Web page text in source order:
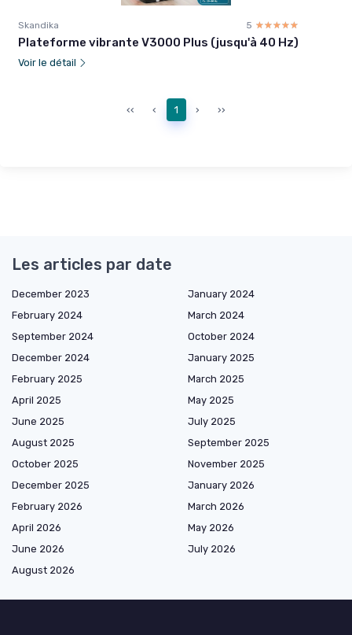
Skandika 5 ☆☆☆☆☆
★★★★★
Plateforme vibrante V3000 Plus (jusqu'à 40 Hz)
Voir le détail
‹‹ ‹ 1 › ››
Les articles par date
December 2023
January 2024
February 2024
March 2024
September 2024
October 2024
December 2024
January 2025
February 2025
March 2025
April 2025
May 2025
June 2025
July 2025
August 2025
September 2025
October 2025
November 2025
December 2025
January 2026
February 2026
March 2026
April 2026
May 2026
June 2026
July 2026
August 2026